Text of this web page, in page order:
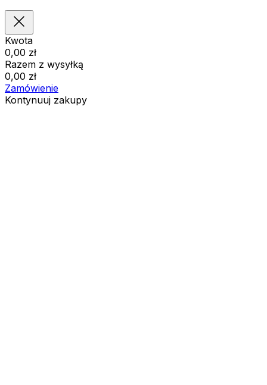
Kwota
0,00 zł
Razem z wysyłką
0,00 zł
Zamówienie
Kontynuuj zakupy